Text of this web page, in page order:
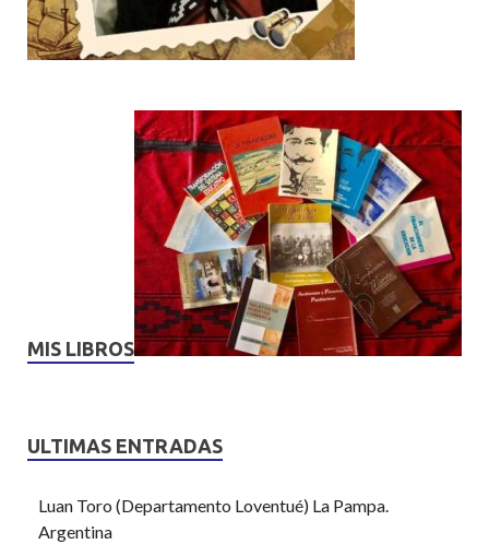
MIS LIBROS
ULTIMAS ENTRADAS
Luan Toro (Departamento Loventué) La Pampa.
Argentina